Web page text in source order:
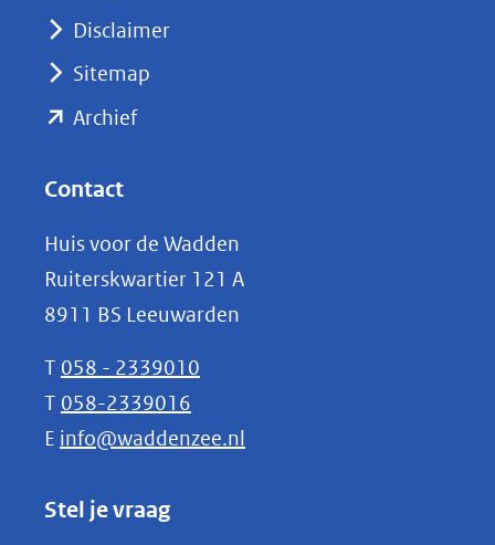
naar
Disclaimer
Sitemap
Archief(opent
(verwijst
naar
een
andere
website)
Contact
Huis voor de Wadden
Ruiterskwartier 121 A
8911 BS Leeuwarden
T 058 - 2339010
T 058-2339016
E info@waddenzee.nl
Stel je vraag